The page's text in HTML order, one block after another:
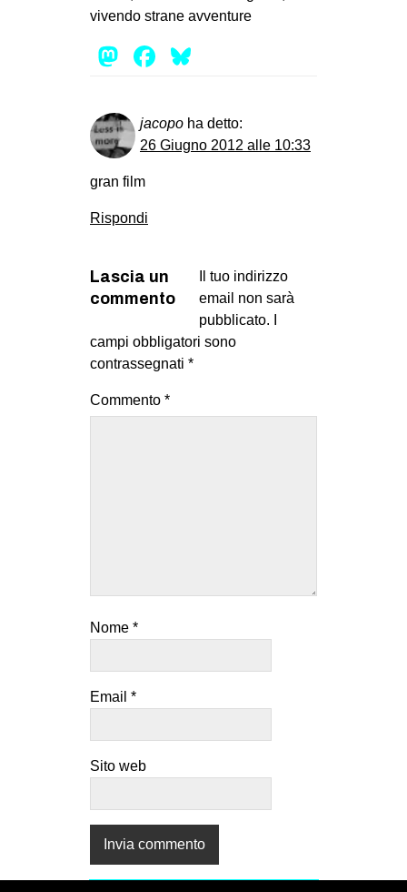
MONDO
in
ms
SEARCH
vivendo strane avventure
Mastodon
Facebook
jacopo ha detto:
26 Giugno 2012 alle 10:33
gran film
Rispondi
Lascia un
commento
Il tuo indirizzo
email non sarà
pubblicato.
campi obbligatori sono
contrassegnati *
Commento *
Nome *
Email *
Sito web